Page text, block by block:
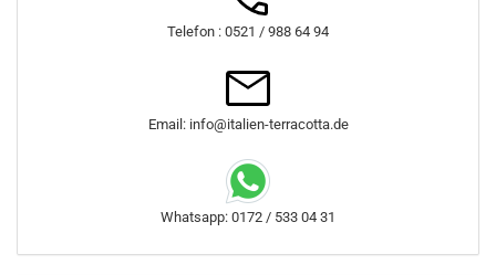
Telefon : 0521 / 988 64 94
Email: info@italien-terracotta.de
Whatsapp: 0172 / 533 04 31